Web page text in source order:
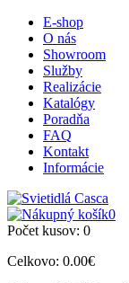
E-shop
O nás
Showroom
Služby
Realizácie
Katalógy
Poradňa
FAQ
Kontakt
Informácie
0
Počet kusov: 0
Celkovo: 0.00€